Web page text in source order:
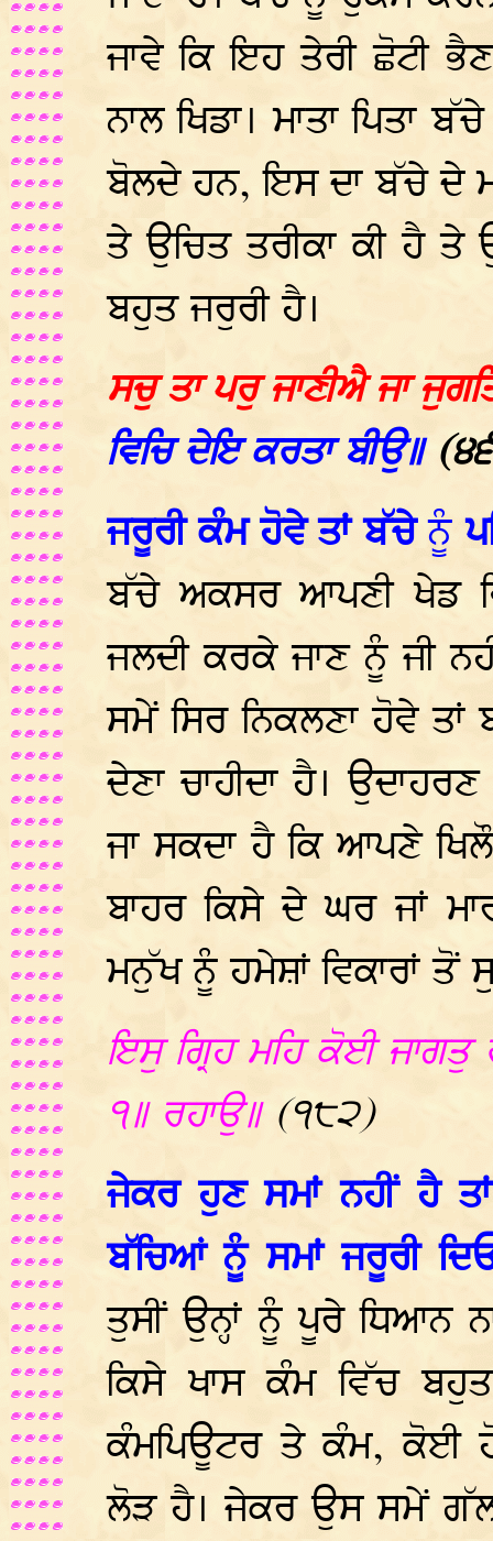
ਜਾਵੇ ਕਿ ਇਹ ਤੇਰੀ ਛੋਟੀ
ਨਾਲ ਖਿਡਾ। ਮਾਤਾ ਪਿਤਾ
ਬੋਲਦੇ ਹਨ, ਇਸ ਦਾ ਬੱਚੇ ਦੇ
ਤੇ ਉਚਿਤ ਤਰੀਕਾ ਕੀ ਹੈ
ਬਹੁਤ ਜਰੁਰੀ ਹੈ।
ਸਚੁ ਤਾ ਪਰੁ ਜਾਣੀਐ ਜਾ
ਵਿਚਿ ਦੇਇ ਕਰਤਾ ਬੀਉ॥
ਜਰੂਰੀ ਕੰਮ ਹੋਵੇ ਤਾਂ ਬੱਚੇਨੂੰ
ਬੱਚੇ ਅਕਸਰ ਆਪਣੀ ਖੇਡ
ਜਲਦੀ ਕਰਕੇ ਜਾਣ ਨੂੰ ਜੀ
ਸਮੇਂ ਸਿਰ ਨਿਕਲਣਾ ਹੋਵੇ
ਦੇਣਾ ਚਾਹੀਦਾ ਹੈ।
ਜਾ ਸਕਦਾ ਹੈ ਕਿ ਆਪਣੇ
ਬਾਹਰ ਕਿਸੇ ਦੇ ਘਰ ਜਾਂ
ਮਨੁੱਖ ਨੂੰ ਹਮੇਸ਼ਾਂ ਵਿਕਾਰਾਂ ਤੋਂ
ਇਸੁ ਗ੍ਰਿਹ ਮਹਿ ਕੋਈ
੧॥ ਰਹਾਉ॥ (੧੮੨)
ਜੇਕਰ ਹੁਣ ਸਮਾਂ ਨਹੀਂ ਹੈ
ਬੱਚਿਆਂ ਨੂੰ ਸਮਾਂ ਜਰੂਰੀ
ਤੁਸੀਂ ਉਨ੍ਹਾਂ ਨੂੰ ਪੂਰੇ ਧਿਆਨ
ਕਿਸੇ ਖਾਸ ਕੰਮ ਵਿੱਚ ਬਹੁਤ
ਕੰਮਪਿਊਟਰ ਤੇ ਕੰਮ, ਕੋਈ
ਲੋੜ ਹੈ। ਜੇਕਰ ਉਸ ਸਮੇਂ